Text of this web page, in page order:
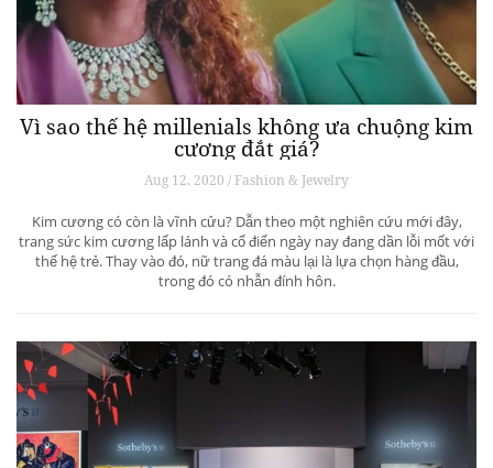
Vì sao thế hệ millenials không ưa chuộng kim
cương đắt giá?
Aug 12, 2020 / Fashion & Jewelry
Kim cương có còn là vĩnh cửu? Dẫn theo một nghiên cứu mới đây,
trang sức kim cương lấp lánh và cổ điển ngày nay đang dần lỗi mốt với
thế hệ trẻ. Thay vào đó, nữ trang đá màu lại là lựa chọn hàng đầu,
trong đó có nhẫn đính hôn.